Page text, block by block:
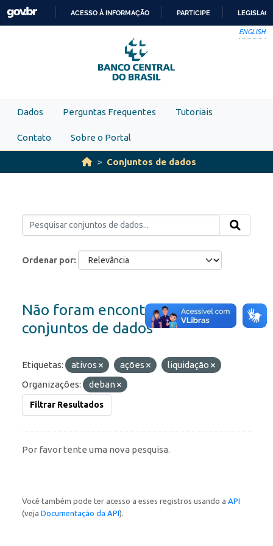
Skip to main content
PARA
O
CONTEÚDO
ACESSO À INFORMAÇÃO PARTICIPE
ENGLISH
Dados Perguntas Frequentes Tutoriais
Contato Sobre o Portal
Conjuntos de dados
Ordenar por
Não foram encontrados
conjuntos de dados
Etiquetas: ativos ações
liquidação
Organizações:
deban
Filtrar Resultados
Por favor tente uma nova pesquisa.
Você também pode ter acesso a esses registros usando a API
(veja Documentação da API).